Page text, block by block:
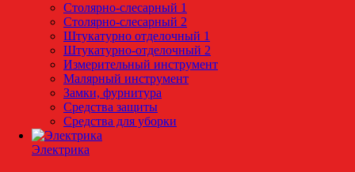
Столярно-слесарный 1
Столярно-слесарный 2
Штукатурно отделочный 1
Штукатурно-отделочный 2
Измерительный инструмент
Малярный инструмент
Замки, фурнитура
Средства защиты
Средства для уборки
Электрика